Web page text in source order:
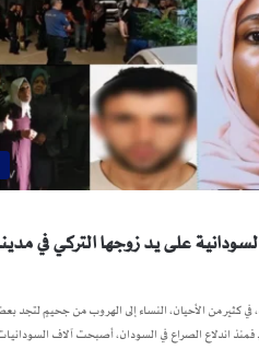
على يد زوجها التركي في
في كثير من الأحيان، النساء إلى الهروب من جحيمٍ لتجد
اندلاع الصراع في السودان، أصبحت آلاف